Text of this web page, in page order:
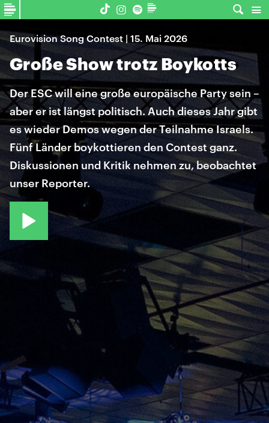
Eurovision Song Contest | 15. Mai 2026
Große Show trotz Boykotts
Der ESC will eine große europäische Party sein –
aber er ist längst politisch. Auch dieses Jahr gibt
es wieder Demos wegen der Teilnahme Israels.
Fünf Länder boykottieren den Contest ganz.
Diskussionen und Kritik nehmen zu, beobachtet
unser Reporter.